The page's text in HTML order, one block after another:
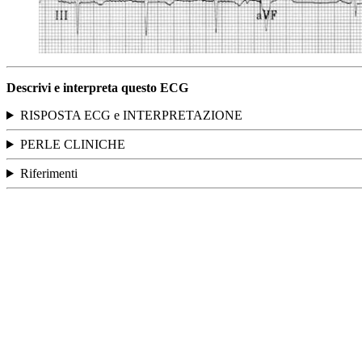
Descrivi e interpreta questo ECG
RISPOSTA ECG e INTERPRETAZIONE
PERLE CLINICHE
Riferimenti